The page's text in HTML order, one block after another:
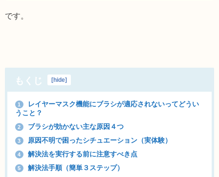
です。
もくじ [hide]
1
レイヤーマスク機能にブラシが適応されないってどうい
うこと？
2 ブラシが効かない主な原因４つ
3 原因不明で困ったシチュエーション（実体験）
4 解決法を実行する前に注意すべき点
5 解決法手順（簡単３ステップ）